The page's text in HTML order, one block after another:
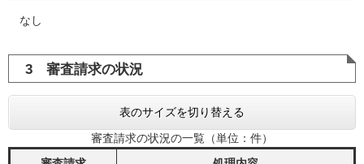
なし
3 審査請求の状況
表のサイズを切り替える
審査請求の状況の一覧（単位：件）